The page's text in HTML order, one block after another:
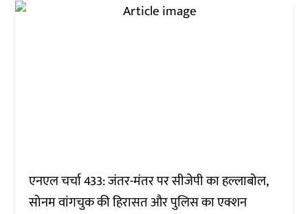
एनएल चर्चा 433: जंतर-मंतर पर सीजेपी का हल्लाबोल,
सोनम वांगचुक की हिरासत और पुलिस का एक्शन